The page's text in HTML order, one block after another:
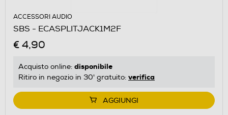
ACCESSORI AUDIO
SBS - ECASPLITJACK1M2F
€ 4,90
Acquisto online: disponibile
Ritiro in negozio in 30' gratuito: verifica
AGGIUNGI